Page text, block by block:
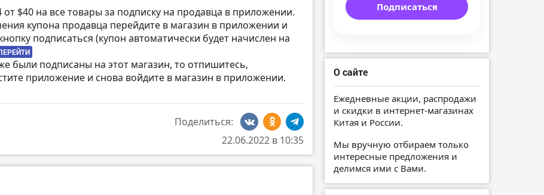
от $40 на все товары за подписку на продавца в приложении.
купона продавца перейдите в магазин в приложении и
подписаться (купон автоматически будет начислен на
были подписаны на этот магазин, то отпишитесь,
приложение и снова войдите в магазин в приложении.
Поделиться:
22.06.2022 в 10:35
Подписаться
О сайте
Ежедневные акции, распродажи
и скидки в интернет-магазинах
Китая и России.
Мы вручную отбираем только
интересные предложения и
делимся ими с Вами.